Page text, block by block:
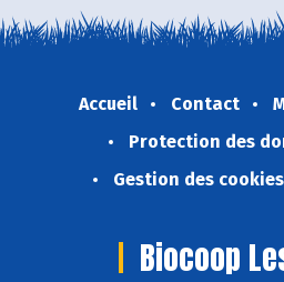
Accueil Contact
Protection des
Gestion des cookies
Biocoop